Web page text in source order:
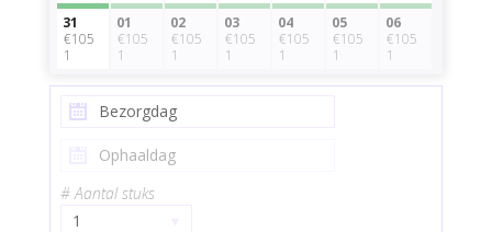
31
€105
1
01
€105
1
02
€105
1
03
€105
1
04
€105
1
05
€105
1
06
€105
1
# Aantal stuks
1